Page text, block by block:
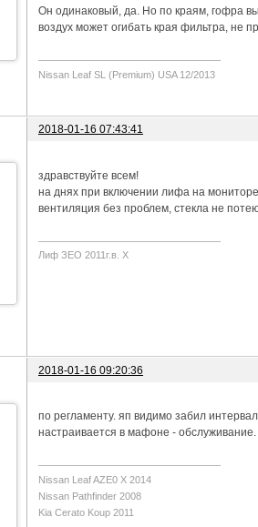
Он одинаковый, да. Но по краям, гофра
воздух может огибать края фильтра, не
Nissan Leaf SL (Premium) USA 12/2013
2018-01-16 07:43:41
здравствуйте всем!
на днях при включении лифа на
вентиляция без проблем, стекла не
Лиф ЗЕО 2011г.в. Х
2018-01-16 09:20:36
по регламенту. яп видимо забил
настраивается в мафоне -
Nissan Leaf AZE0 X 2014
Nissan Pathfinder 2008
Kia Cerato Koup 2011